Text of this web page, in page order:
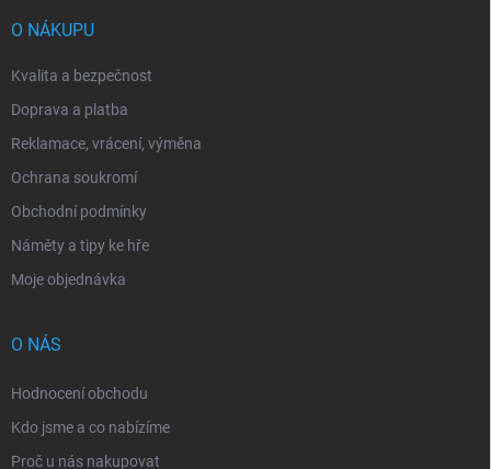
O NÁKUPU
Kvalita a bezpečnost
Doprava a platba
Reklamace, vrácení, výměna
Ochrana soukromí
Obchodní podmínky
Náměty a tipy ke hře
Moje objednávka
O NÁS
Hodnocení obchodu
Kdo jsme a co nabízíme
Proč u nás nakupovat